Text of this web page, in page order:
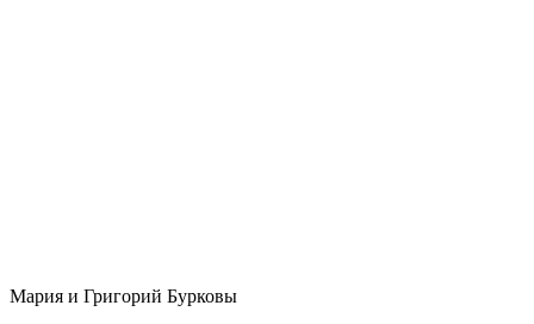
Мария и Григорий Бурковы